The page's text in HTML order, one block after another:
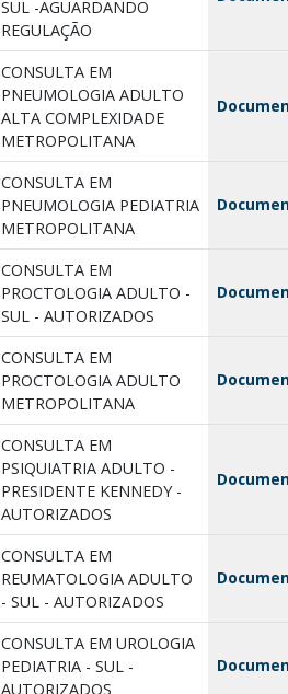
SUL -AGUARDANDO
REGULAÇÃO
CONSULTA EM
PNEUMOLOGIA ADULTO
ALTA COMPLEXIDADE
METROPOLITANA
CONSULTA EM
PNEUMOLOGIA PEDIATRIA
METROPOLITANA
CONSULTA EM
PROCTOLOGIA ADULTO -
SUL - AUTORIZADOS
CONSULTA EM
PROCTOLOGIA ADULTO
METROPOLITANA
CONSULTA EM
PSIQUIATRIA ADULTO -
PRESIDENTE KENNEDY -
AUTORIZADOS
CONSULTA EM
REUMATOLOGIA ADULTO
- SUL - AUTORIZADOS
CONSULTA EM UROLOGIA
PEDIATRIA - SUL -
AUTORIZADOS